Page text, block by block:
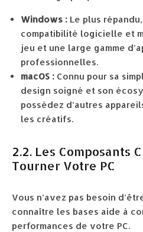
Windows : Le plus
compatibilité logicielle et
jeu et une large gamme
professionnelles.
macOS : Connu pour sa
design soigné et son
possédez d’autres
les créatifs.
2.2. Les Composants
Tourner Votre PC
Vous n’avez pas besoin
connaître les bases aide à
performances de votre PC.